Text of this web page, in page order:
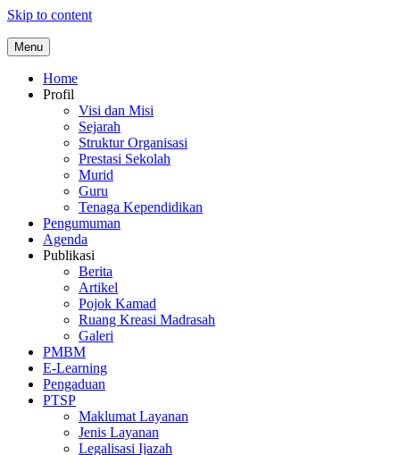
Skip to content
Menu
Home
Profil
Visi dan Misi
Sejarah
Struktur Organisasi
Prestasi Sekolah
Murid
Guru
Tenaga Kependidikan
Pengumuman
Agenda
Publikasi
Berita
Artikel
Pojok Kamad
Ruang Kreasi Madrasah
Galeri
PMBM
E-Learning
Pengaduan
PTSP
Maklumat Layanan
Jenis Layanan
Legalisasi Ijazah